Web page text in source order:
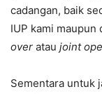
cadangan, baik
IUP kami maupun
over atau joint
Sementara untuk